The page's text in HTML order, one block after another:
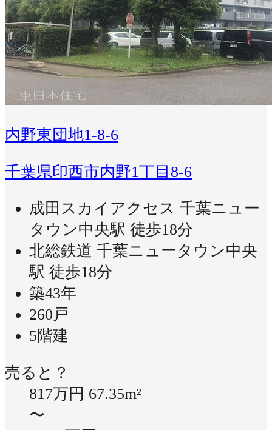
内野東団地1-8-6
千葉県印西市内野1丁目8-6
成田スカイアクセス 千葉ニュー
タウン中央駅 徒歩18分
北総鉄道 千葉ニュータウン中央
駅 徒歩18分
築43年
260戸
5階建
売ると？
817万円 67.35m²
〜